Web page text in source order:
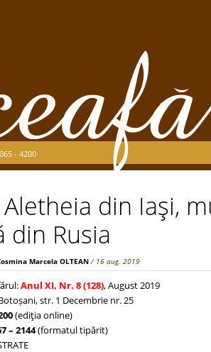
- 4200
din Iaşi,
din Rusia
Marcela OLTEAN / 16 aug. 2019
Anul XI, Nr. 8 (128), August 2019
str. 1 Decembrie nr. 25
(ediţia online)
– 2144(formatul tipărit)